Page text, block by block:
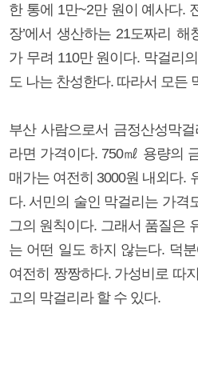
한 통에 1만~2만 원이 예사다.
장’에서 생산하는 21도짜리
가 무려 110만 원이다. 막걸리
도 나는 찬성한다. 따라서 모든
부산 사람으로서 금정산성막
라면 가격이다. 750㎖ 용량의
매가는 여전히 3000원 내외다.
다. 서민의 술인 막걸리는 가격
그의 원칙이다. 그래서 품질은
는 어떤 일도 하지 않는다. 덕
여전히 짱짱하다. 가성비로 따
고의 막걸리라 할 수 있다.